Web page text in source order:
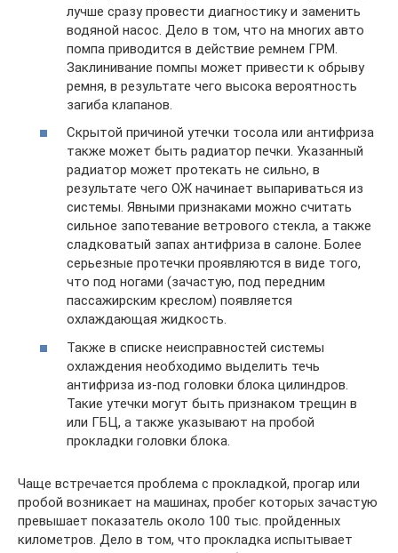
лучше сразу провести диагностику и заменить
водяной насос. Дело в том, что на многих авто
помпа приводится в действие ремнем ГРМ.
Заклинивание помпы может привести к обрыву
ремня, в результате чего высока вероятность
загиба клапанов.
Скрытой причиной утечки тосола или антифриза
также может быть радиатор печки. Указанный
радиатор может протекать не сильно, в
результате чего ОЖ начинает выпариваться из
системы. Явными признаками можно считать
сильное запотевание ветрового стекла, а также
сладковатый запах антифриза в салоне. Более
серьезные протечки проявляются в виде того,
что под ногами (зачастую, под передним
пассажирским креслом) появляется
охлаждающая жидкость.
Также в списке неисправностей системы
охлаждения необходимо выделить течь
антифриза из-под головки блока цилиндров.
Такие утечки могут быть признаком трещин в
или ГБЦ, а также указывают на пробой
прокладки головки блока.
Чаще встречается проблема с прокладкой, прогар или
пробой возникает на машинах, пробег которых зачастую
превышает показатель около 100 тыс. пройденных
километров. Дело в том, что прокладка испытывает